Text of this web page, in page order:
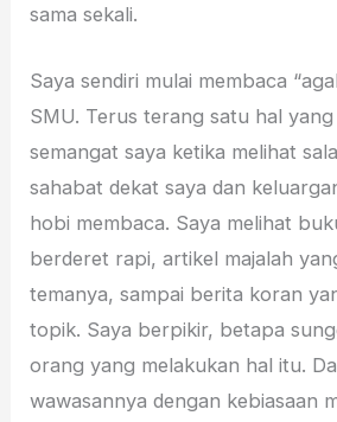
sama sekali.
Saya sendiri mulai membaca
SMU. Terus terang satu hal yang
semangat saya ketika melihat
sahabat dekat saya dan
hobi membaca. Saya melihat
berderet rapi, artikel majalah
temanya, sampai berita koran
topik. Saya berpikir, betapa
orang yang melakukan hal itu.
wawasannya dengan kebiasaan